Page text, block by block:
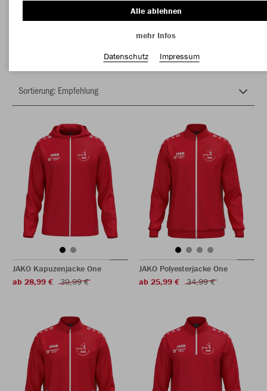
JAKO Kapuzenjacke One
ab 28,99 €
39,99 €
JAKO Polyesterjacke One
ab 25,99 €
34,99 €
Alle ablehnen
mehr Infos
Datenschutz
Impressum